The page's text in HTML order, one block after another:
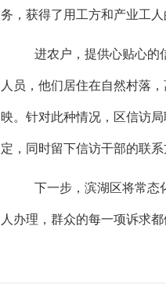
务，获得了用工方和产业工人
进农户，提供心贴心的
人员，他们居住在自然村落
映。针对此种情况，区信访
定，同时留下信访干部的联
下一步，滨湖区将常态
人办理，群众的每一项诉求